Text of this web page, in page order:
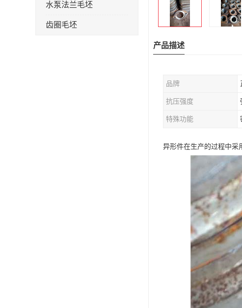
水泵法兰毛坯
齿圈毛坯
产品描述
品牌
抗压强度
特殊功能
异形件在生产的过程中采